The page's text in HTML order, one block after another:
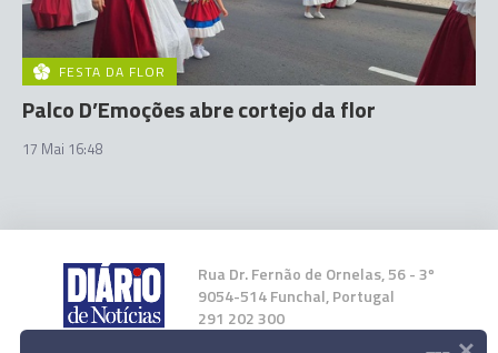
FESTA DA FLOR
Palco D’Emoções abre cortejo da flor
17 Mai 16:48
Rua Dr. Fernão de Ornelas, 56 - 3º
9054-514 Funchal, Portugal
291 202 300